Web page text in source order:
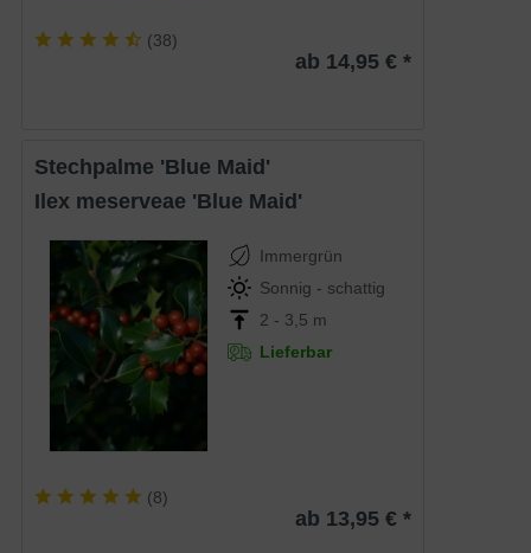
(38)
ab 14,95 € *
Stechpalme 'Blue Maid'
Ilex meserveae 'Blue Maid'
Immergrün
Sonnig - schattig
2 - 3,5 m
Lieferbar
(8)
ab 13,95 € *